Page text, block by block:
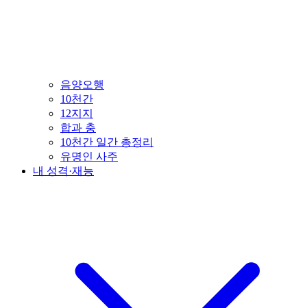
음양오행
10천간
12지지
합과 충
10천간 일간 총정리
유명인 사주
내 성격·재능